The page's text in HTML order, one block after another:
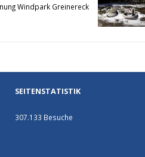
Windpark Greinereck
SEITENSTATISTIK
307.133 Besuche